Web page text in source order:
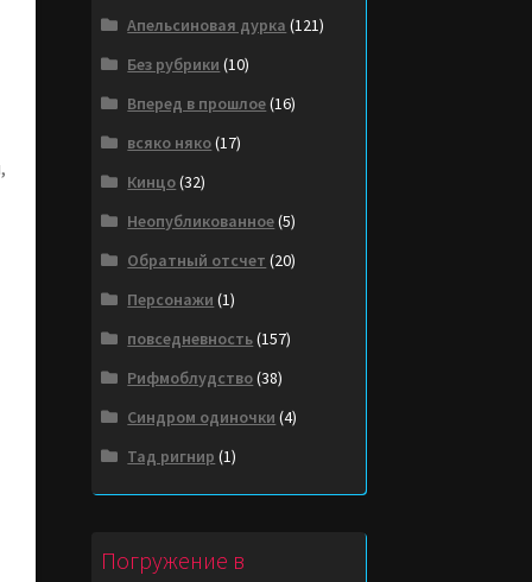
Апельсиновая дурка (121)
Без рубрики (10)
Вперед в прошлое(16)
всяко няко(17)
Кинцо(32)
Неопубликованное(5)
Обратный отсчет (20)
Персонажи (1)
повседневность(157)
Рифмоблудство(38)
Синдром одиночки (4)
Тад ригнир (1)
Погружение в